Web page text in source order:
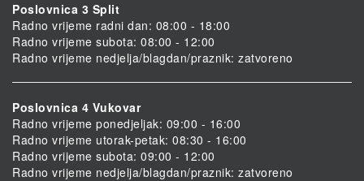
Poslovnica 3 Split
Radno vrijeme radni dan: 08:00 - 18:00
Radno vrijeme subota: 08:00 - 12:00
Radno vrijeme nedjelja/blagdan/praznik: zatvoreno
Poslovnica 4 Vukovar
Radno vrijeme ponedjeljak: 09:00 - 16:00
Radno vrijeme utorak-petak: 08:30 - 16:00
Radno vrijeme subota: 09:00 - 12:00
Radno vrijeme nedjelja/blagdan/praznik: zatvoreno